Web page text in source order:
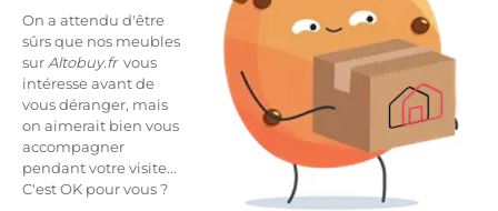
On a attendu d'être
sûrs que nos meubles
surAltobuy.frvous
intéresse avant de
vous déranger, mais
on aimerait bien vous
accompagner
pendant votre visite...
C'est OK pour vous ?
DESCRIPTION
Ensemble cuillère et spatule en acacia, idéal
pour une cuisine fonctionnelle.
Parfait pour mélanger, retourner et servir vos
plats au quotidien.